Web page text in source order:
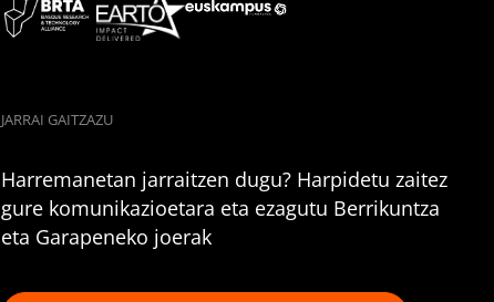
JARRAI GAITZAZU
Harremanetan jarraitzen dugu? Harpidetu zaitez
gure komunikazioetara eta ezagutu Berrikuntza
eta Garapeneko joerak